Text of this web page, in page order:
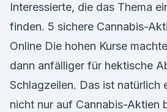
Interessierte, die das Thema
finden. 5 sichere Cannabis-
Online Die hohen Kurse
dann anfälliger für hektische
Schlagzeilen. Das ist natürlich
nicht nur auf Cannabis-Aktien